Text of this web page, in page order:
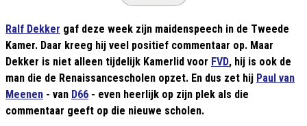
Ralf Dekker gaf deze week zijn maidenspeech in de Tweede
Kamer. Daar kreeg hij veel positief commentaar op. Maar
Dekker is niet alleen tijdelijk Kamerlid voor FVD, hij is ook de
man die de Renaissancescholen opzet. En dus zet hij Paul van
Meenen - van D66 - even heerlijk op zijn plek als die
commentaar geeft op die nieuwe scholen.